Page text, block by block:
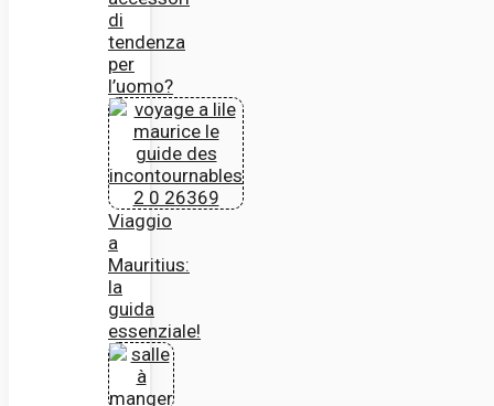
di
tendenza
per
l’uomo?
Viaggio
a
Mauritius:
la
guida
essenziale!